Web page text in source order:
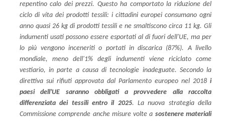
repentino calo dei prezzi. Questo ha comportato la riduzione del
ciclo di vita dei prodotti tessili: i cittadini europei consumano ogni
anno quasi 26 kg di prodotti tessili e ne smaltiscono circa 11 kg. Gli
indumenti usati possono essere esportati al di fuori dell'UE, ma per
lo più vengono inceneriti o portati in discarica (87%). A livello
mondiale, meno dell'1% degli indumenti viene riciclato come
vestiario, in parte a causa di tecnologie inadeguate. Secondo la
direttiva sui rifiuti approvata dal Parlamento europeo nel 2018 i
paesi dell'UE saranno obbligati a provvedere alla raccolta
differenziata dei tessili entro il 2025. La nuova strategia della
Commissione comprende anche misure volte a sostenere materiali